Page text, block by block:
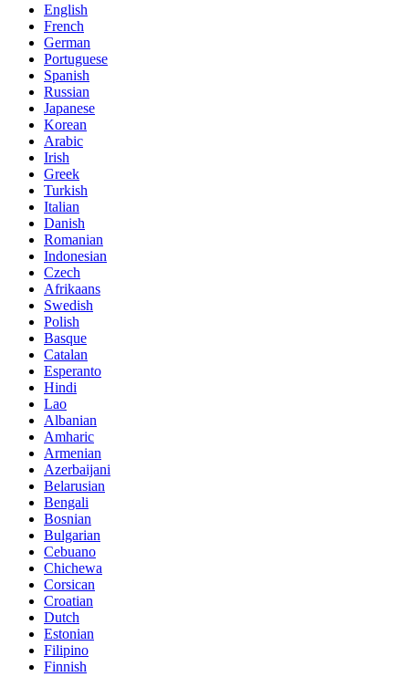
English
French
German
Portuguese
Spanish
Russian
Japanese
Korean
Arabic
Irish
Greek
Turkish
Italian
Danish
Romanian
Indonesian
Czech
Afrikaans
Swedish
Polish
Basque
Catalan
Esperanto
Hindi
Lao
Albanian
Amharic
Armenian
Azerbaijani
Belarusian
Bengali
Bosnian
Bulgarian
Cebuano
Chichewa
Corsican
Croatian
Dutch
Estonian
Filipino
Finnish